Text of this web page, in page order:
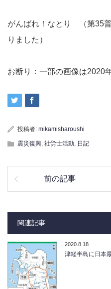
がんばれ！なとり （第35
りました）
お断り：一部の画像は2020
投稿者: mikamisharoushi
震災復興 社労士活動 日記
前の記事
関連記事
2020.8.18
津軽半島に日本